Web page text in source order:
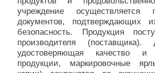
учреждение осуществляется
документов, подтверждающих
безопасность. Продукция
производителя (поставщика).
удостоверяющая качество и
продукции, маркировочные